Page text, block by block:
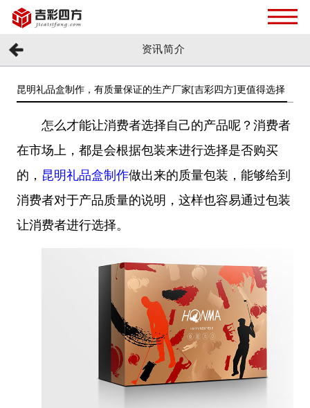
资讯简介
昆明礼品盒制作，有质量保证的生产厂家[吉彩四方]更值得选择
怎么才能让消费者选择自己的产品呢？消费者
在市场上，都是会根据包装来进行选择是否购买
的， 昆明礼品盒制作做出来的质量包装，能够给到
消费者对于产品质量的说明，这样也容易通过包装
让消费者进行选择。